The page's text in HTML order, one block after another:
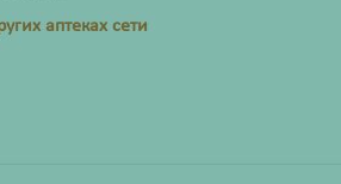
аптеках сети